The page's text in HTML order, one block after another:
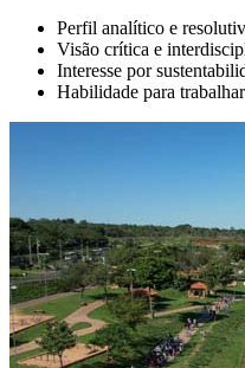
Perfil analítico e
Visão crítica e
Interesse por
Habilidade para